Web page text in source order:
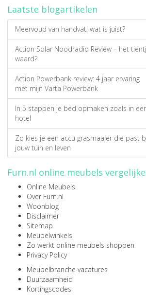
Laatste blogartikelen
Meervoud van handvat: wat is juist?
Action Solar Noodradio Review – het
waard?
Action Powerbank review: 4 jaar ervaring
met mijn Varta Powerbank
In 5 stappen je bed opmaken zoals in
hotel
Zo kies je een accu grasmaaier die past
jouw tuin en leven
Furn.nl online meubels
Online Meubels
Over Furn.nl
Woonblog
Disclaimer
Sitemap
Meubelwinkels
Zo werkt online meubels shoppen
Privacy Policy
Meubelbranche vacatures
Duurzaamheid
Kortingscodes